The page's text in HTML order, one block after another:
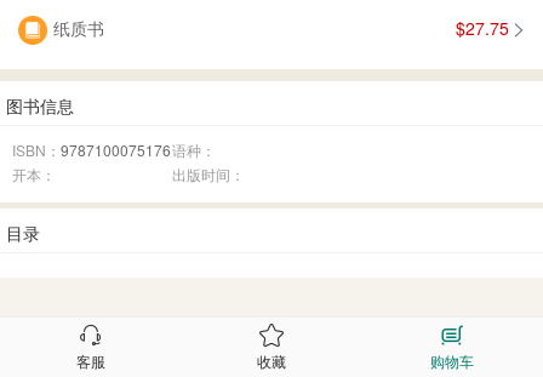
纸质书 $27.75
图书信息
ISBN： 9787100075176语种：
开本：
出版时间：
目录
客服 收藏 购物车